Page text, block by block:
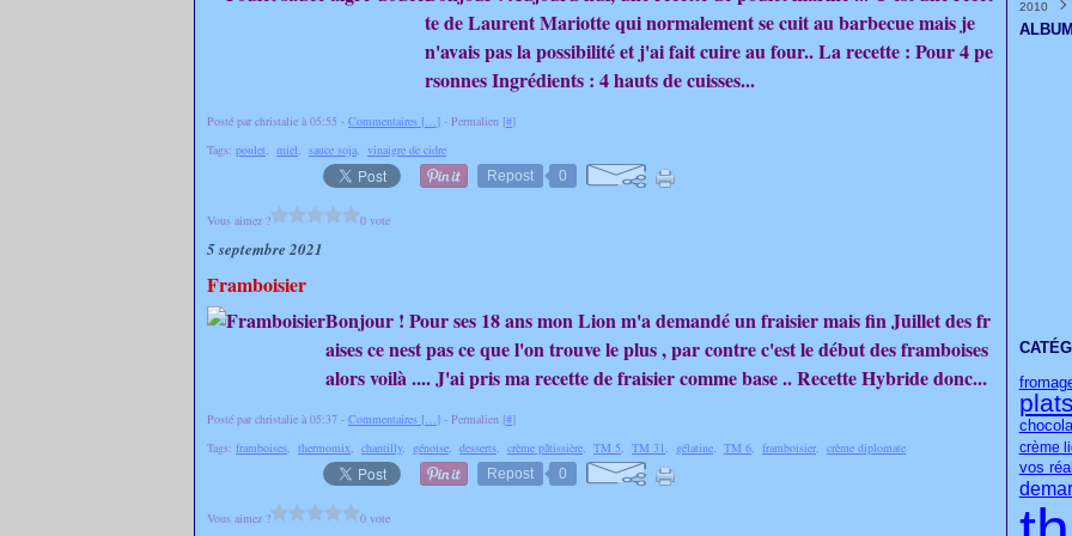
te de Laurent Mariotte qui normalement se cuit au barbecue mais je
n'avais pas la possibilité et j'ai fait cuire au four.. La recette : Pour 4 pe
rsonnes Ingrédients : 4 hauts de cuisses...
Posté par christalie à 05:55 - Commentaires […] - Permalien [#]
Tags: poulet, miel, sauce soja, vinaigre de cidre
Repost
0
Vous aimez ? 0 vote
5 septembre 2021
Framboisier
Bonjour ! Pour ses 18 ans mon Lion m'a demandé un fraisier mais fin Juillet des fr
aises ce nest pas ce que l'on trouve le plus , par contre c'est le début des framboises
alors voilà .... J'ai pris ma recette de fraisier comme base .. Recette Hybride donc...
Posté par christalie à 05:37 - Commentaires […] - Permalien [#]
Tags: framboises, thermomix, chantilly, génoise, desserts, crème pâtissière, TM 5, TM 31, gélatine, TM 6, framboisier, crème diplomate
Repost
0
Vous aimez ? 0 vote
Mars
Avril
Mars
Mai
Avril
Juin
Mai
Juillet
Juin
Août
Juillet
Août
2010
crème
vos